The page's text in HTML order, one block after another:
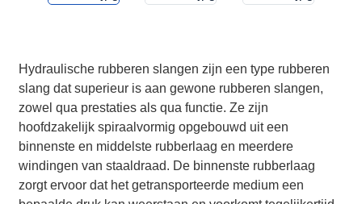
Hydraulische rubberen slangen zijn een type rubberen
slang dat superieur is aan gewone rubberen slangen,
zowel qua prestaties als qua functie. Ze zijn
hoofdzakelijk spiraalvormig opgebouwd uit een
binnenste en middelste rubberlaag en meerdere
windingen van staaldraad. De binnenste rubberlaag
zorgt ervoor dat het getransporteerde medium een ​​